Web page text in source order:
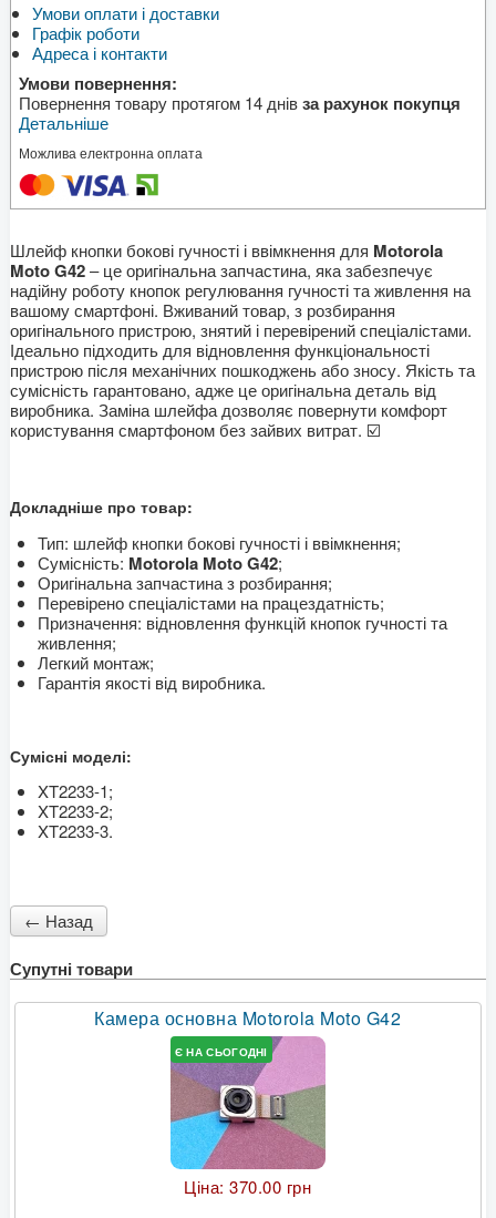
Умови оплати і доставки
Графік роботи
Адреса і контакти
Умови повернення:
Повернення товару протягом 14 днівза рахунок покупця
Детальніше
Можлива електронна оплата
Шлейф кнопки бокові гучності і ввімкнення для Motorola
Moto G42– це оригінальна запчастина, яка забезпечує
надійну роботу кнопок регулювання гучності та живлення на
вашому смартфоні. Вживаний товар, з розбирання
оригінального пристрою, знятий і перевірений спеціалістами.
Ідеально підходить для відновлення функціональності
пристрою після механічних пошкоджень або зносу. Якість та
сумісність гарантовано, адже це оригінальна деталь від
виробника. Заміна шлейфа дозволяє повернути комфорт
користування смартфоном без зайвих витрат. ☑️
Докладніше про товар:
Тип: шлейф кнопки бокові гучності і ввімкнення;
Сумісність: Motorola Moto G42;
Оригінальна запчастина з розбирання;
Перевірено спеціалістами на працездатність;
Призначення: відновлення функцій кнопок гучності та
живлення;
Легкий монтаж;
Гарантія якості від виробника.
Сумісні моделі:
XT2233-1;
XT2233-2;
XT2233-3.
Супутні товари
Камера основна Motorola Moto G42
Є НА СЬОГОДНІ
Ціна:370.00 грн